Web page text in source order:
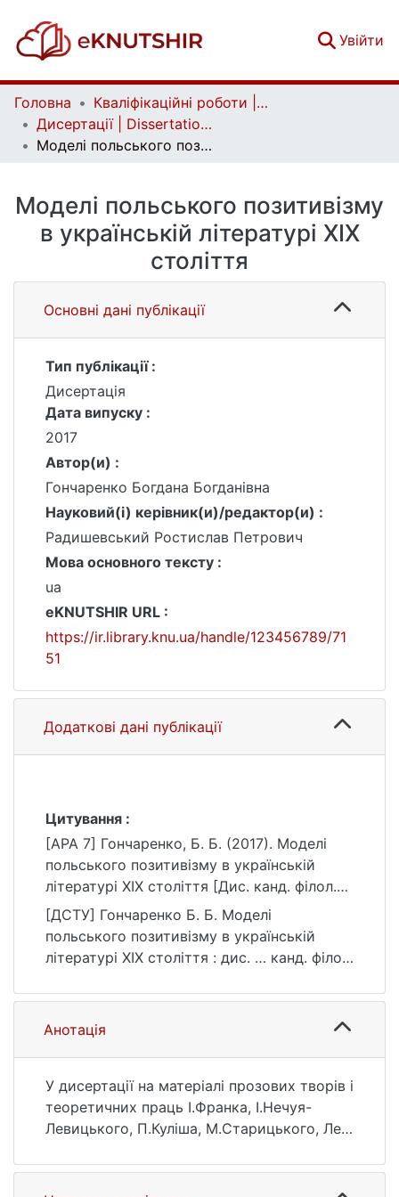
Увійти
Головна
Кваліфікаційні роботи | Qualifying works
Дисертації | Dissertations
Моделі польського позитивізму в українській літературі ХІХ століття
Моделі польського позитивізму
в українській літературі ХІХ
століття
Основні дані публікації
Тип публікації :
Дисертація
Дата випуску :
2017
Автор(и) :
Гончаренко Богдана Богданівна
Науковий(і) керівник(и)/редактор(и) :
Радишевський Ростислав Петрович
Мова основного тексту :
ua
eKNUTSHIR URL :
https://ir.library.knu.ua/handle/123456789/71
51
Додаткові дані публікації
Цитування :
[APA 7] Гончаренко, Б. Б. (2017). Моделі
польського позитивізму в українській
літературі ХІХ століття [Дис. канд. філол.
наук, Київський національний університет
імені Тараса Шевченка]. eKNUTSHIR.
https://ir.library.knu.ua/handle/123456789/71
[ДСТУ] Гончаренко Б. Б. Моделі
польського позитивізму в українській
літературі ХІХ століття : дис. … канд. філол.
с. URL:
https://ir.library.knu.ua/handle/123456789/71
51 (дата звернення: 25.07.2026).
Анотація
У дисертації на матеріалі прозових творів і
теоретичних праць І.Франка, І.Нечуя-
Левицького, П.Куліша, М.Старицького, Лесі
Ю.І.Крашевського, Г.Сенкевича, Б.Пруса та
ін. досліджено етнокультурну,